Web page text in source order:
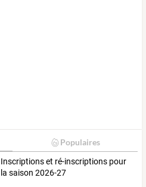
Populaires
Inscriptions et ré-inscriptions pour
la saison 2026-27